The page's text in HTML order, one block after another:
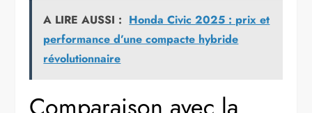
A LIRE AUSSI : Honda Civic 2025 : prix et
performance d’une compacte hybride
révolutionnaire